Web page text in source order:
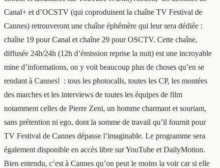
Canal+ et d’OCSTV (qui coproduisent la chaîne TV Festival de
Cannes) retrouveront une chaîne éphémère qui leur sera dédiée :
chaîne 19 pour Canal et chaîne 29 pour OSCTV. Cette chaîne,
diffusée 24h/24h (12h d’émission reprise la nuit) est une incroyable
mine d’informations, on y voit beaucoup plus de choses qu’en se
rendant à Cannes! : tous les photocalls, toutes les CP, les montées
des marches et les interviews de toutes les équipes de film
notamment celles de Pierre Zeni, un homme charmant et souriant,
sans prétention ni ego, dont la somme de travail qu’il fournit pour
TV Festival de Cannes dépasse l’imaginable. Le programme sera
également disponible en accès libre sur YouTube et DailyMotion.
Bien entendu, c’est à Cannes qu’on peut le moins la voir car si elle